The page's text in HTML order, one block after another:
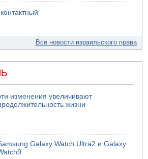
Все новости израильского права
изменения увеличивают
жизни
Galaxy Watch Ultra2 и Galaxy